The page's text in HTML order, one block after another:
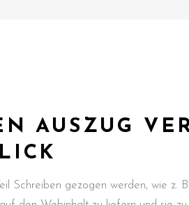
AUSZUG
Schreiben gezogen werden, wie